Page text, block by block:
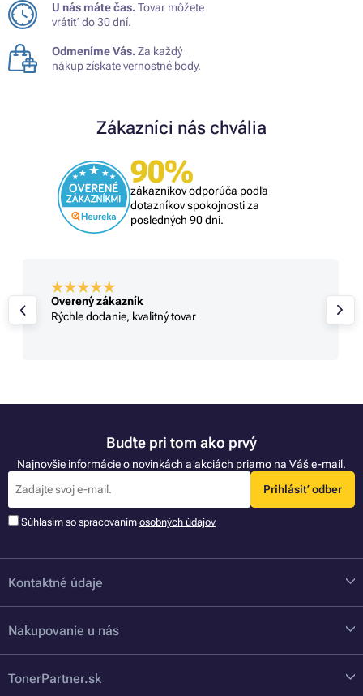
U nás máte čas.Tovar môžete
vrátiť do 30 dní.
Odmeníme Vás.Za každý
nákup získate vernostné body.
Zákazníci nás chvália
90%
zákazníkov odporúča podľa
dotazníkov spokojnosti za
posledných 90 dní.
Overený zákazník
Rýchle dodanie, kvalitný tovar
Buďte pri tom ako prvý
Najnovšie informácie o novinkách a akciách priamo na Váš e-mail.
Prihlásiť odber
Súhlasím so spracovaním osobných údajov
Kontaktné údaje
Nakupovanie u nás
TonerPartner.sk